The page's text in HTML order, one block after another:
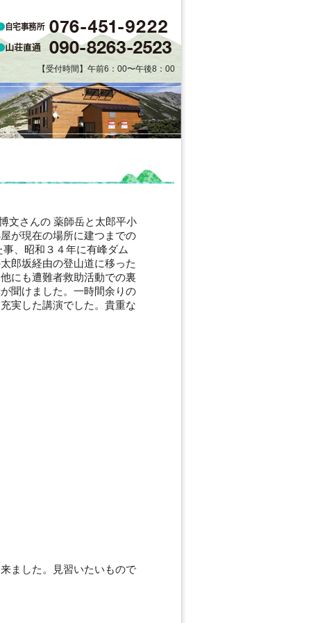
【受付時間】午前6：00〜午後8：00
文さんの 薬師岳と太郎平小
が現在の場所に建つまでの
、昭和３４年に有峰ダム
郎坂経由の登山道に移った
にも遭難者救助活動での裏
聞けました。一時間余りの
実した講演でした。貴重な
ました。見習いたいもので